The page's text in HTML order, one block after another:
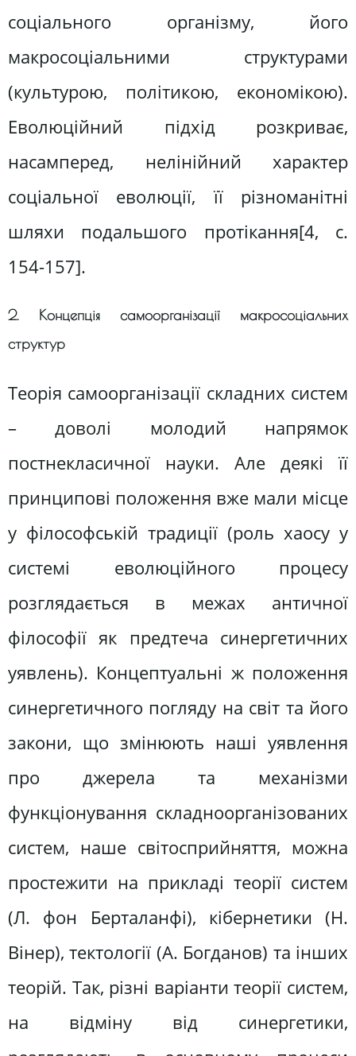
соціального організму, його
макросоціальними структурами
(культурою, політикою, економікою).
Еволюційний підхід розкриває,
насамперед, нелінійний характер
соціальної еволюції, її різноманітні
шляхи подальшого протікання[4, c.
154-157].
2. Концепція самоорганізації макросоціальних
структур
Теорія самоорганізації складних систем
– доволі молодий напрямок
постнекласичної науки. Але деякі її
принципові положення вже мали місце
у філософській традиції (роль хаосу у
системі еволюційного процесу
розглядається в межах античної
філософії як предтеча синергетичних
уявлень). Концептуальні ж положення
синергетичного погляду на світ та його
закони, що змінюють наші уявлення
про джерела та механізми
функціонування складноорганізованих
систем, наше світосприйняття, можна
простежити на прикладі теорії систем
(Л. фон Берталанфі), кібернетики (Н.
Вінер), тектології (А. Богданов) та інших
теорій. Так, різні варіанти теорії систем,
на відміну від синергетики,